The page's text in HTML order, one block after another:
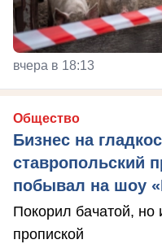
вчера в 18:13
Общество
Бизнес на
ставропольский
побывал на шоу
Покорил бачатой, но
пропиской